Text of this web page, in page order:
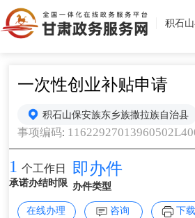
积石
一次性创业补贴申请
积石山保安族东乡族撒拉族自治县
事项编码:
1 个工作日
承诺办结时限
即办件
办件类型
在线办理 咨询 下载